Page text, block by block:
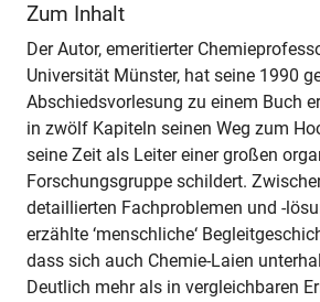
Zum Inhalt
Der Autor, emeritierter
Universität Münster, hat seine 1990
Abschiedsvorlesung zu einem Buch
in zwölf Kapiteln seinen Weg zum
seine Zeit als Leiter einer großen
Forschungsgruppe schildert.
detaillierten Fachproblemen und -
erzählte ‘menschliche‘
dass sich auch Chemie-Laien
Deutlich mehr als in vergleichbaren